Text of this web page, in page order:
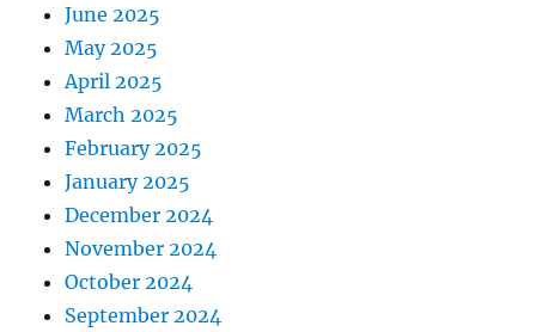
June 2025
May 2025
April 2025
March 2025
February 2025
January 2025
December 2024
November 2024
October 2024
September 2024